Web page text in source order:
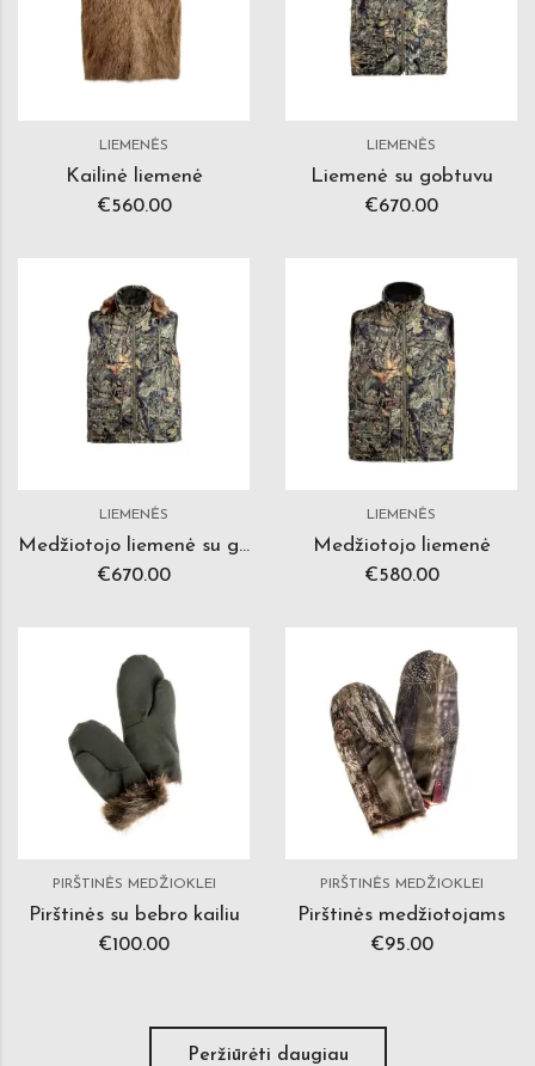
LIEMENĖS
Kailinė liemenė
€560.00
LIEMENĖS
Liemenė su gobtuvu
€670.00
LIEMENĖS
Medžiotojo liemenė su gobtuvu
€670.00
LIEMENĖS
Medžiotojo liemenė
€580.00
PIRŠTINĖS MEDŽIOKLEI
Pirštinės su bebro kailiu
€100.00
PIRŠTINĖS MEDŽIOKLEI
Pirštinės medžiotojams
€95.00
Peržiūrėti daugiau